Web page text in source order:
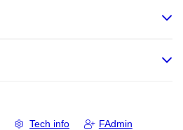
Tech info FAdmin